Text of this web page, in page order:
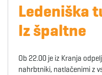
Ledeniška
Iz špaltne
Ob 22.00 je iz Kranja
nahrbtniki, natlačenimi z